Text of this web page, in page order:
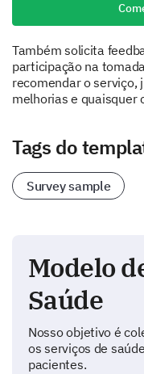
Também solicita
participação na
recomendar o serviço,
melhorias e quaisquer
Tags do
Survey sample
Modelo
Saúde
Nosso objetivo é
os serviços de
pacientes.